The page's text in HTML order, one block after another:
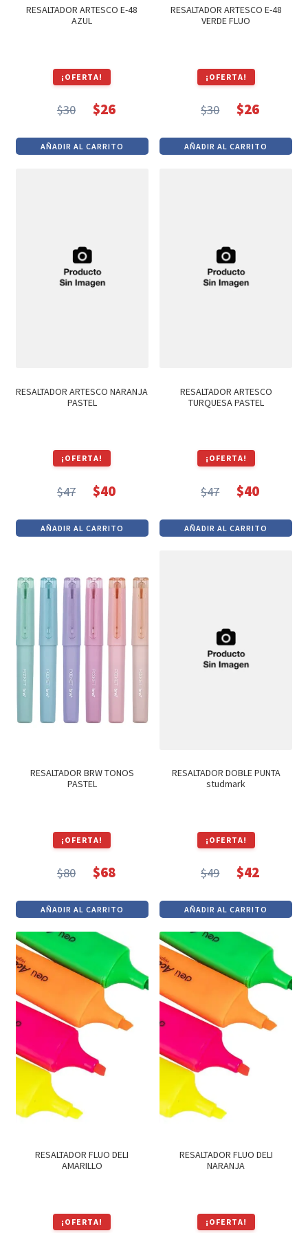
RESALTADOR ARTESCO E-48
AZUL
¡OFERTA!
$30
precio
original
$26
precio
actual
AÑADIR AL CARRITO
RESALTADOR ARTESCO E-48
VERDE FLUO
¡OFERTA!
$30
precio
original
$26
precio
actual
AÑADIR AL CARRITO
RESALTADOR ARTESCO NARANJA
PASTEL
¡OFERTA!
$47
precio
original
$47.
$40
precio
actual
$40.
AÑADIR AL CARRITO
RESALTADOR ARTESCO
TURQUESA PASTEL
¡OFERTA!
$47
precio
original
$40
precio
actual
AÑADIR AL CARRITO
RESALTADOR BRW TONOS
PASTEL
¡OFERTA!
$80
precio
original
era:
$68
precio
actual
es:
AÑADIR AL CARRITO
RESALTADOR DOBLE PUNTA
studmark
¡OFERTA!
$49
precio
original
era:
$42
precio
actual
es:
AÑADIR AL CARRITO
RESALTADOR FLUO DELI
AMARILLO
¡OFERTA!
RESALTADOR FLUO DELI
NARANJA
¡OFERTA!